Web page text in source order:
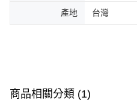
產地 台灣
商品相關分類 (1)